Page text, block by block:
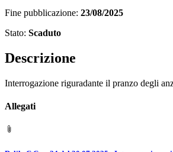
Fine pubblicazione: 23/08/2025
Stato: Scaduto
Descrizione
Interrogazione riguradante il pranzo degli
Allegati